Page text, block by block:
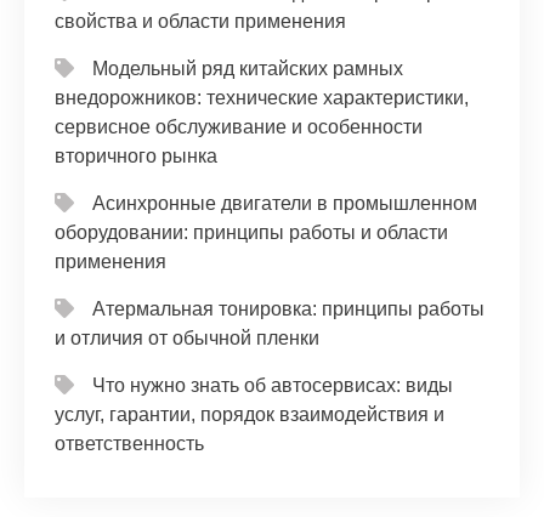
свойства и области применения
Модельный ряд китайских рамных
внедорожников: технические характеристики,
сервисное обслуживание и особенности
вторичного рынка
Асинхронные двигатели в промышленном
оборудовании: принципы работы и области
применения
Атермальная тонировка: принципы работы
и отличия от обычной пленки
Что нужно знать об автосервисах: виды
услуг, гарантии, порядок взаимодействия и
ответственность